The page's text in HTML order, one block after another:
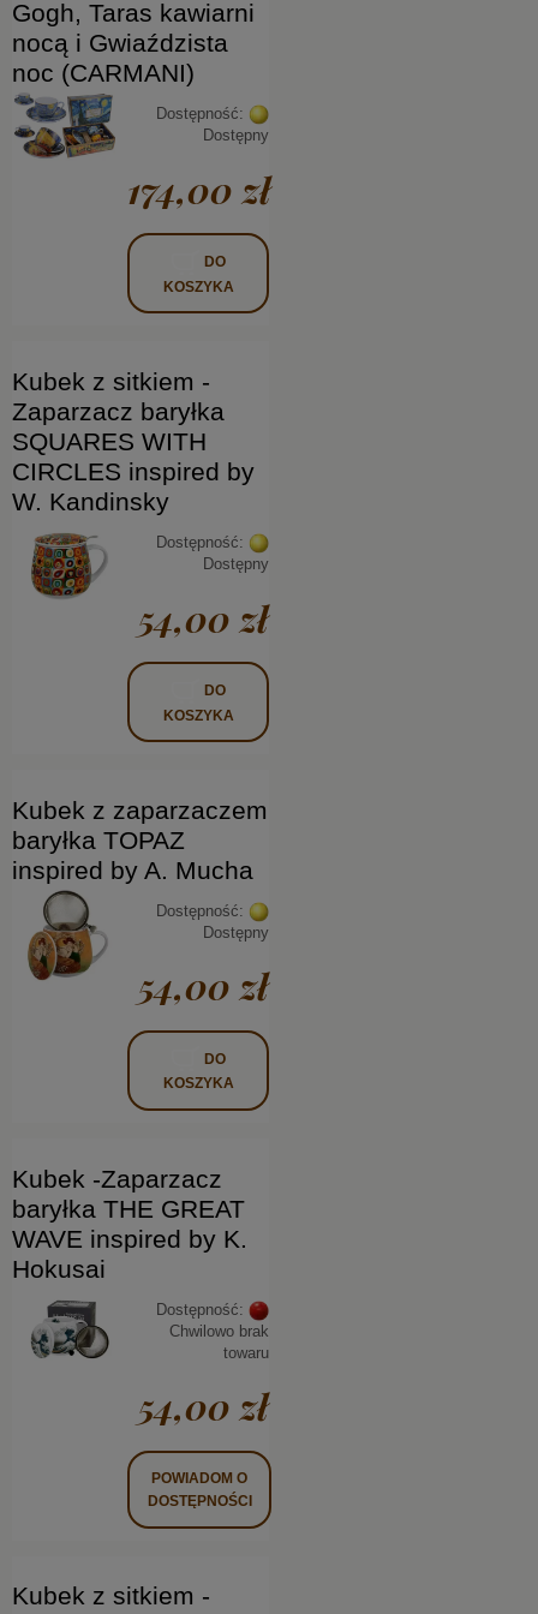
Gogh, Taras kawiarni
nocą i Gwiaździsta
noc (CARMANI)
Dostępność:
Dostępny
174,00 zł
DO
KOSZYKA
Kubek z sitkiem -
Zaparzacz baryłka
SQUARES WITH
CIRCLES inspired by
W. Kandinsky
Dostępność:
Dostępny
54,00 zł
DO
KOSZYKA
Kubek z zaparzaczem
baryłka TOPAZ
inspired by A. Mucha
Dostępność:
Dostępny
54,00 zł
DO
KOSZYKA
Kubek -Zaparzacz
baryłka THE GREAT
WAVE inspired by K.
Hokusai
Dostępność:
Chwilowo brak
towaru
54,00 zł
POWIADOM O
DOSTĘPNOŚCI
Kubek z sitkiem -